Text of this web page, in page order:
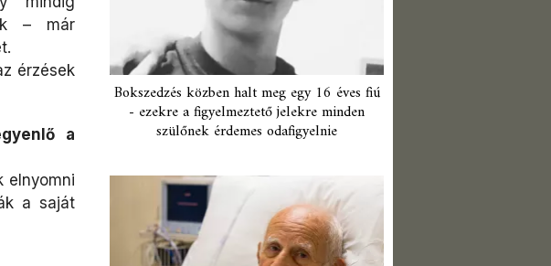
– már
érzések
a
elnyomni
a saját
Bokszedzés közben halt meg egy 16 éves fiú
- ezekre a figyelmeztető jelekre minden
szülőnek érdemes odafigyelnie